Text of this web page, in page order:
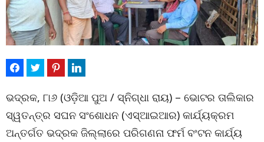
ଭଦ୍ରକ, ୮ା୬ (ଓଡ଼ିଆ ପୁଅ / ସ୍ନିଗ୍ଧା ରାୟ) – ଭୋଟର ତାଲିକାର
ସ୍ୱତନ୍ତ୍ର ସଘନ ସଂଶୋଧନ (ଏସ୍‌ଆଇଆର) କାର୍ଯ୍ୟକ୍ରମ
ଅନ୍ତର୍ଗତ ଭଦ୍ରକ ଜିଲ୍ଲାରେ ପରିଗଣନା ଫର୍ମ ବଂଟନ କାର୍ଯ୍ୟ